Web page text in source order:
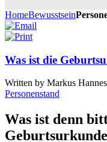
HomeBewusstsein
Was ist die
Written by Markus
Personenstand
Was ist denn